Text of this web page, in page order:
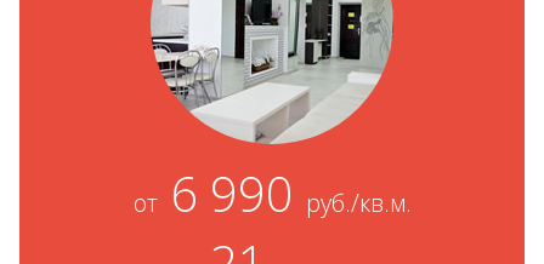
от6 990 руб./кв.м.